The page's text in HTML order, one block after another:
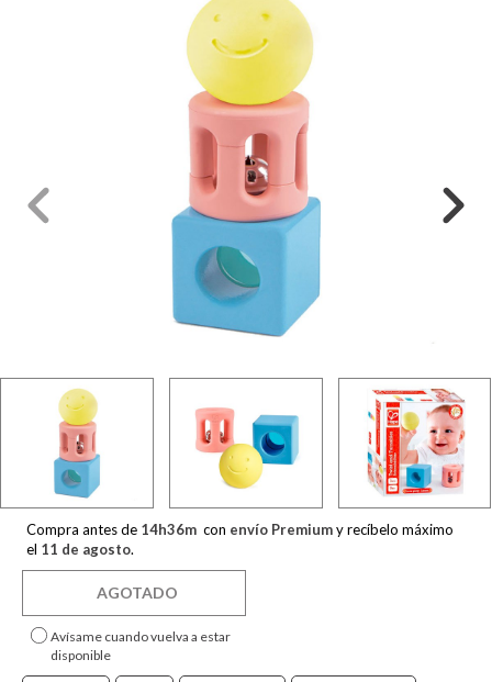
Compra antes de 14h36m con envío Premiumy recíbelo máximo
el 11 de agosto.
Avísame cuando vuelva a estar
disponible
AGOTADO